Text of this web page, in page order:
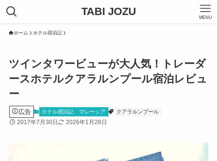
TABI JOZU MENU
ホーム ホテル宿泊記
ツインタワービューが大人気！トレーダ
ースホテルクアラルンプール宿泊レビュ
ー
広告 ホテル宿泊記 マレーシア クアラルンプール
2017年7月30日 2026年1月28日